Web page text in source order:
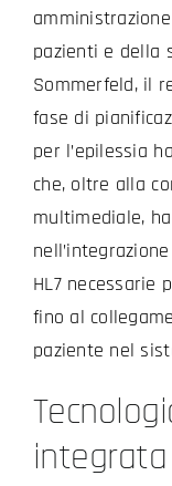
pazienti e della
Sommerfeld, il
fase di
per l’epilessia
che, oltre alla
multimediale,
HL7 necessarie
fino al
paziente nel
integrata